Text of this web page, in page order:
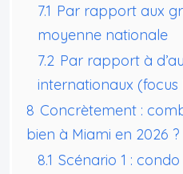
7.1 Par rapport aux
moyenne nationale
7.2 Par rapport à
internationaux (focus
8 Concrètement :
bien à Miami en 2026 ?
8.1 Scénario 1 :